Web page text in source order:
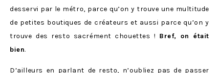
desservi par le métro, parce qu’on y trouve une multitude
de petites boutiques de créateurs et aussi parce qu’on y
trouve des resto sacrément chouettes ! Bref, on était
bien.
D’ailleurs en parlant de resto, n’oubliez pas de passer